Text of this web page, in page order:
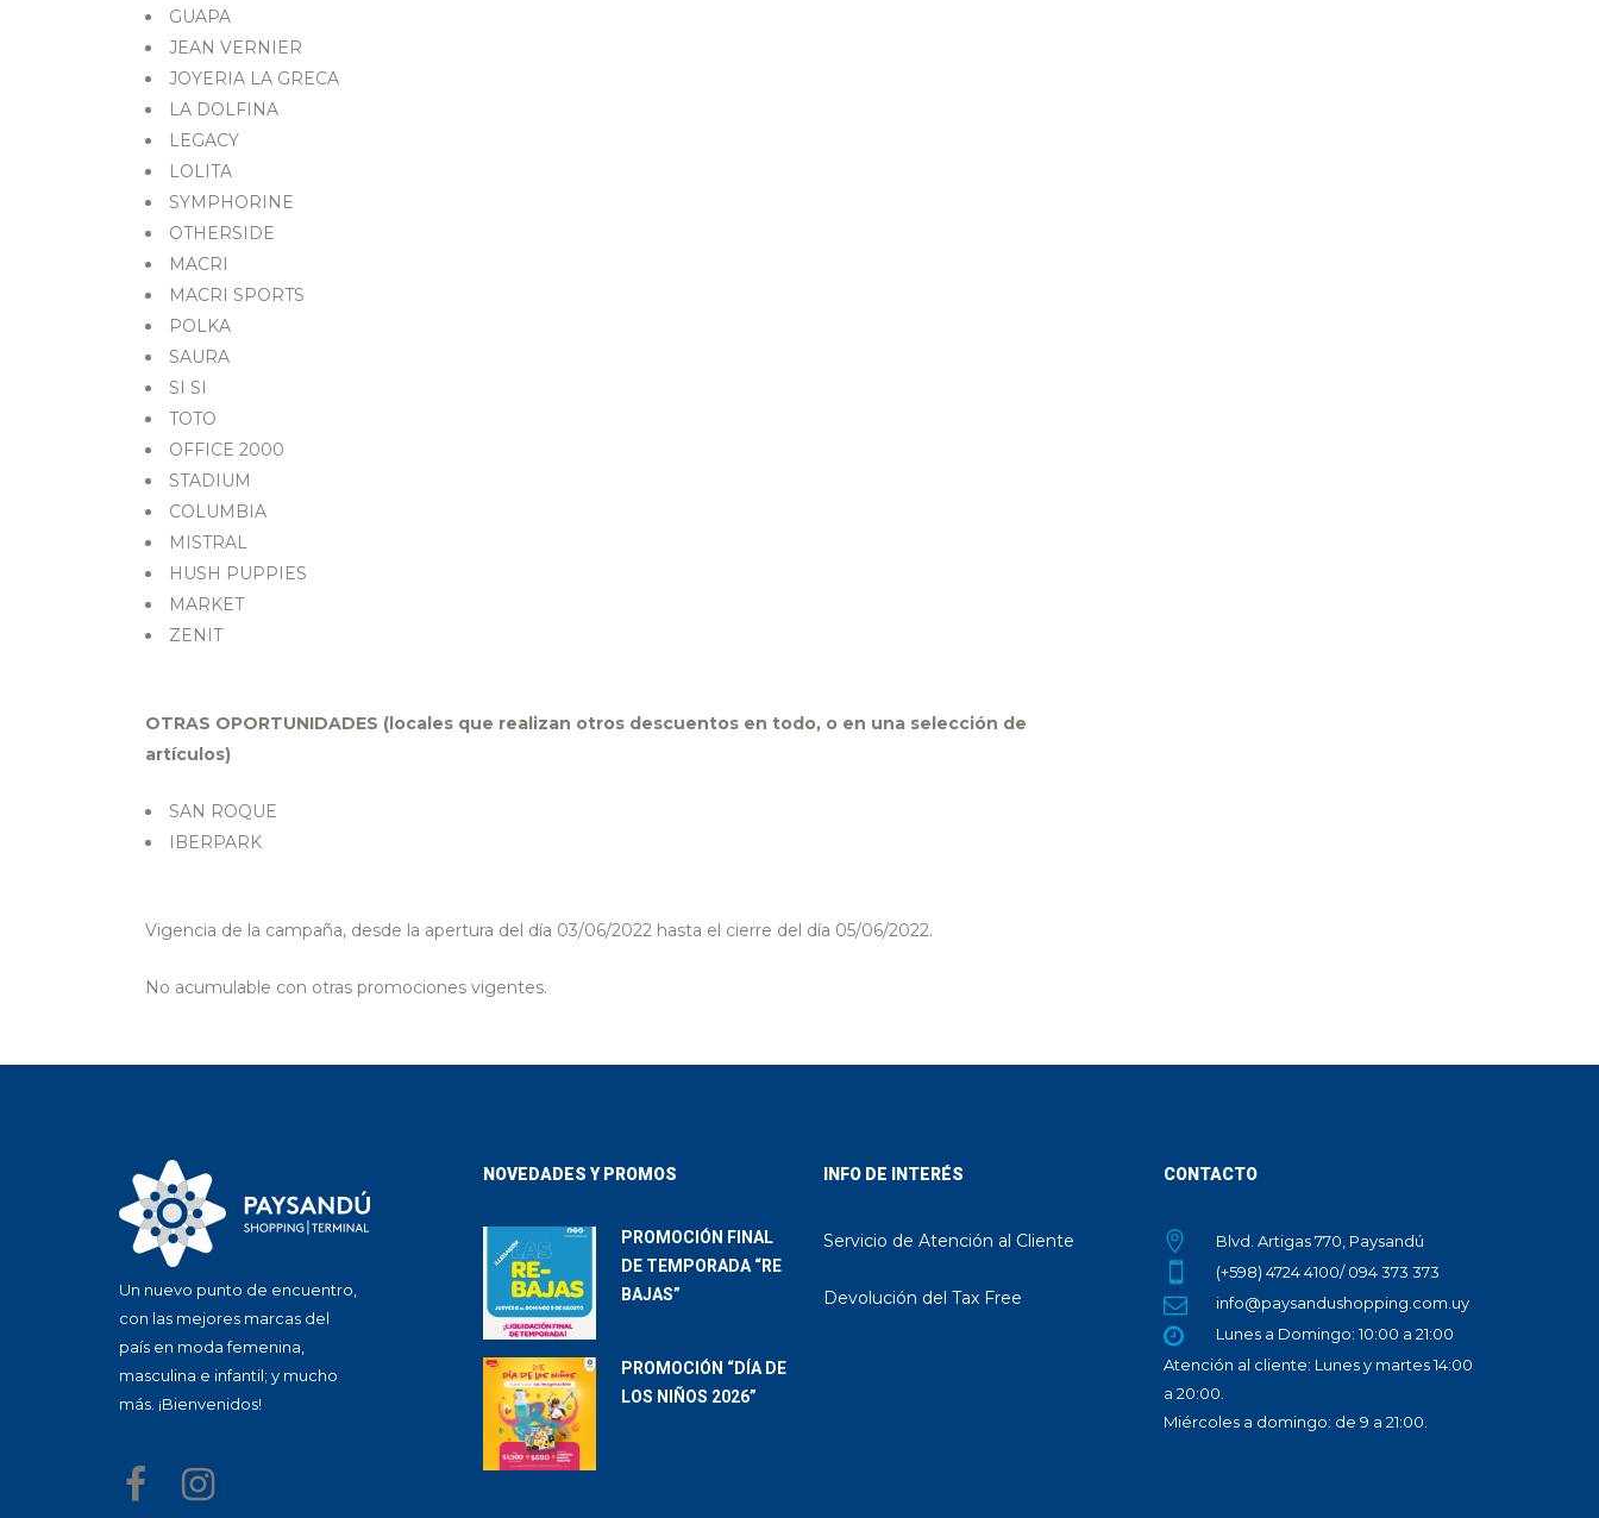
GUAPA
JEAN VERNIER
JOYERIA LA GRECA
LA DOLFINA
LEGACY
LOLITA
SYMPHORINE
OTHERSIDE
MACRI
MACRI SPORTS
POLKA
SAURA
SI SI
TOTO
OFFICE 2000
STADIUM
COLUMBIA
MISTRAL
HUSH PUPPIES
MARKET
ZENIT
OTRAS OPORTUNIDADES (locales que realizan otros descuentos en todo, o en una selección de
artículos)
SAN ROQUE
IBERPARK
Vigencia de la campaña, desde la apertura del día 03/06/2022 hasta el cierre del día 05/06/2022.
No acumulable con otras promociones vigentes.
Un nuevo punto de encuentro,
con las mejores marcas del
país en moda femenina,
masculina e infantil; y mucho
más. ¡Bienvenidos!
NOVEDADES Y PROMOS
PROMOCIÓN FINAL
DE TEMPORADA “RE
BAJAS”
PROMOCIÓN “DÍA DE
LOS NIÑOS 2026”
INFO DE INTERÉS
Servicio de Atención al Cliente
Devolución del Tax Free
CONTACTO
Blvd. Artigas 770, Paysandú
(+598) 4724 4100/ 094 373 373
info@paysandushopping.com.uy
Lunes a Domingo: 10:00 a 21:00
Atención al cliente: Lunes y martes 14:00
a 20:00.
Miércoles a domingo: de 9 a 21:00.